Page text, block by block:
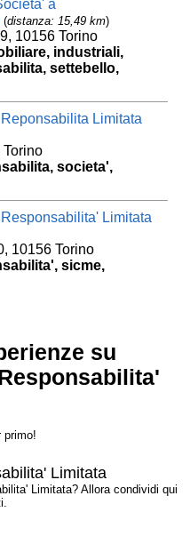
a
(distanza: 15,49 km)
10156 Torino
industriali,
settebello,
Limitata
societa',
Limitata
10156 Torino
sicme,
su
primo!
Limitata
Limitata? Allora condividi qui